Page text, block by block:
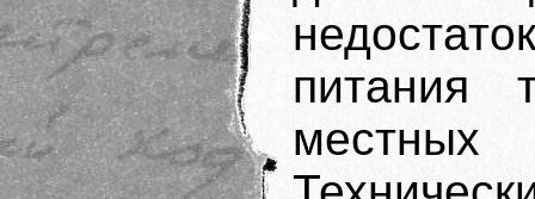
питания
местных